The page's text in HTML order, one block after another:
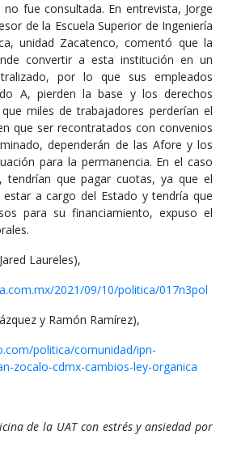
fue consultada. En entrevista, Jorge
de la Escuela Superior de Ingeniería
unidad Zacatenco, comentó que la
convertir a esta institución en un
por lo que sus empleados
A, pierden la base y los derechos
miles de trabajadores perderían el
que ser recontratados con convenios
dependerán de las Afore y los
para la permanencia. En el caso
tendrían que pagar cuotas, ya que el
a cargo del Estado y tendría que
para su financiamiento, expuso el
Laureles),
2021/09/10/politica/017n3pol
y Ramón Ramírez),
politica/comunidad/ipn-
zocalo-cdmx-cambios-ley-organica
de la UAT con estrés y ansiedad por